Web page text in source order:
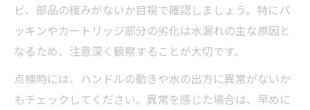
ビ、部品の緩みがないか目視で確認しましょう。特にパ
ッキンやカートリッジ部分の劣化は水漏れの主な原因と
なるため、注意深く観察することが大切です。
点検時には、ハンドルの動きや水の出方に異常がないか
もチェックしてください。異常を感じた場合は、早めに